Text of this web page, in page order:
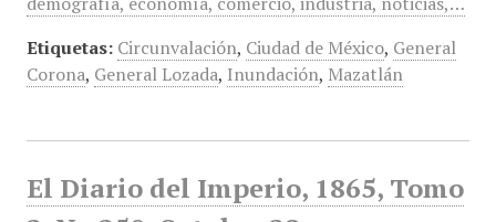
Etiquetas: Circunvalación, Ciudad de México, General
Corona, General Lozada, Inundación, Mazatlán
El Diario del Imperio, 1865, Tomo